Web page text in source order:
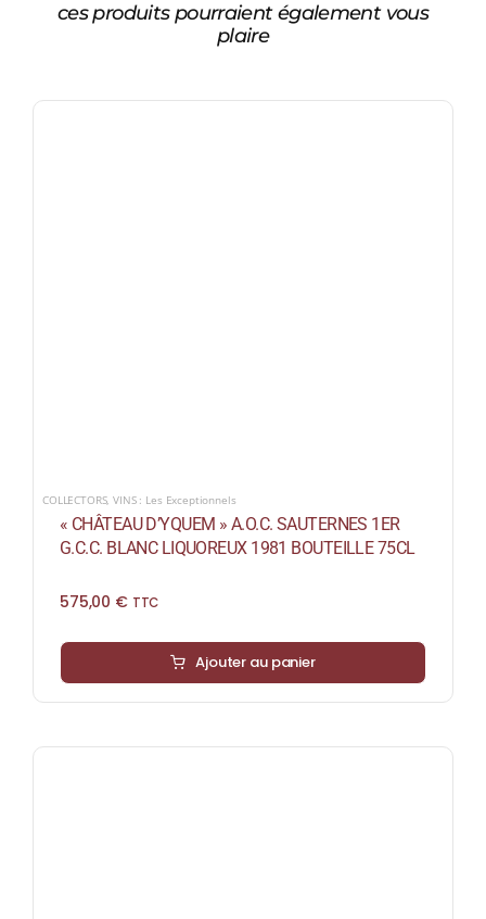
ces produits pourraient également vous
plaire
COLLECTORS,VINS : Les Exceptionnels
« CHÂTEAU D’YQUEM » A.O.C. SAUTERNES 1ER
G.C.C. BLANC LIQUOREUX 1981 BOUTEILLE 75CL
575,00 € TTC
Ajouter au panier